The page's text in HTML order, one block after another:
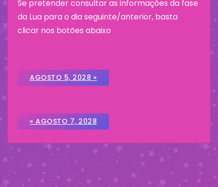
Se pretender consultar as informações da fase
da Lua para o dia seguinte/anterior, basta
clicar nos botões abaixo
AGOSTO 5, 2028 «
» AGOSTO 7, 2028